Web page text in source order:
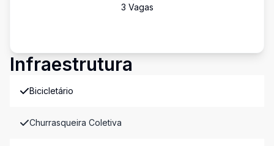
3 Vagas
Infraestrutura
Bicicletário
Churrasqueira Coletiva